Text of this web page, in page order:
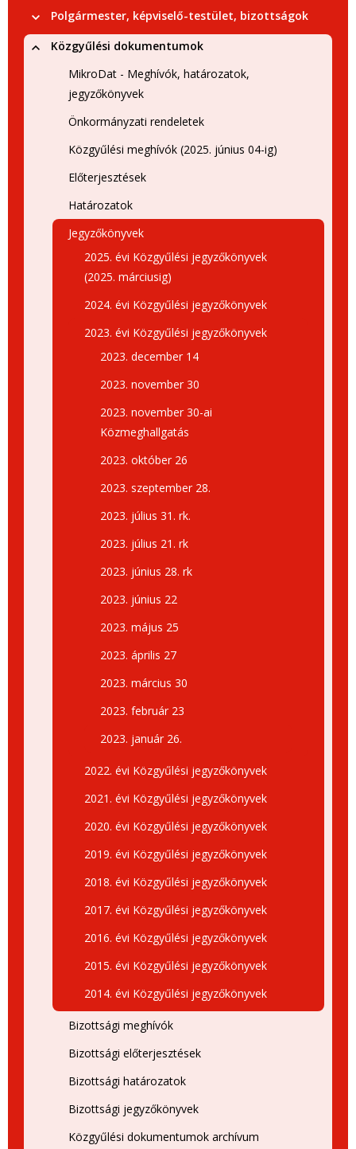
Polgármester, képviselő-testület, bizottságok
Közgyűlési dokumentumok
MikroDat - Meghívók, határozatok,
jegyzőkönyvek
Önkormányzati rendeletek
Közgyűlési meghívók (2025. június 04-ig)
Előterjesztések
Határozatok
Jegyzőkönyvek
2025. évi Közgyűlési jegyzőkönyvek
(2025. márciusig)
2024. évi Közgyűlési jegyzőkönyvek
2023. évi Közgyűlési jegyzőkönyvek
2023. december 14
2023. november 30
2023. november 30-ai
Közmeghallgatás
2023. október 26
2023. szeptember 28.
2023. július 31. rk.
2023. július 21. rk
2023. június 28. rk
2023. június 22
2023. május 25
2023. április 27
2023. március 30
2023. február 23
2023. január 26.
2022. évi Közgyűlési jegyzőkönyvek
2021. évi Közgyűlési jegyzőkönyvek
2020. évi Közgyűlési jegyzőkönyvek
2019. évi Közgyűlési jegyzőkönyvek
2018. évi Közgyűlési jegyzőkönyvek
2017. évi Közgyűlési jegyzőkönyvek
2016. évi Közgyűlési jegyzőkönyvek
2015. évi Közgyűlési jegyzőkönyvek
2014. évi Közgyűlési jegyzőkönyvek
Bizottsági meghívók
Bizottsági előterjesztések
Bizottsági határozatok
Bizottsági jegyzőkönyvek
Közgyűlési dokumentumok archívum